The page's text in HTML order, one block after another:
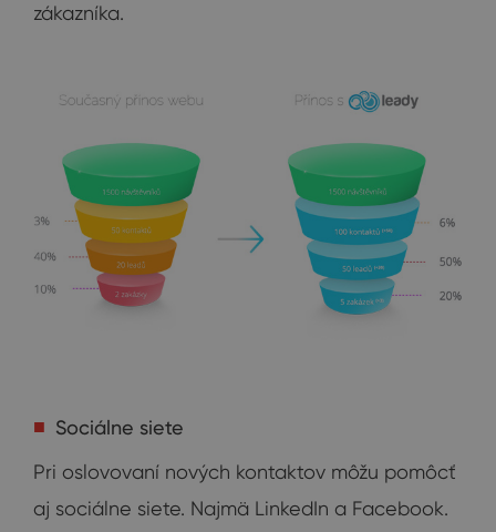
zákazníka.
Sociálne siete
Pri oslovovaní nových kontaktov môžu pomôcť
aj sociálne siete. Najmä LinkedIn a Facebook.